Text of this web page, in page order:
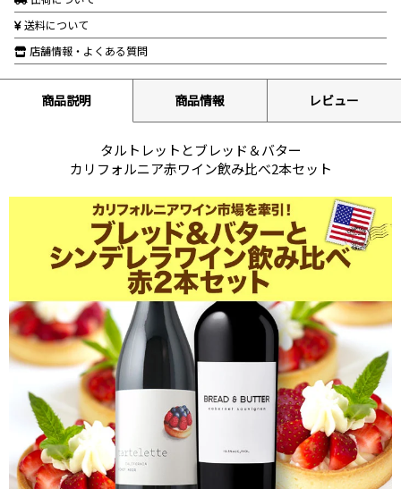
送料について
店舗情報・よくある質問
商品説明 商品情報 レビュー
タルトレットとブレッド＆バター
カリフォルニア赤ワイン飲み比べ2本セット